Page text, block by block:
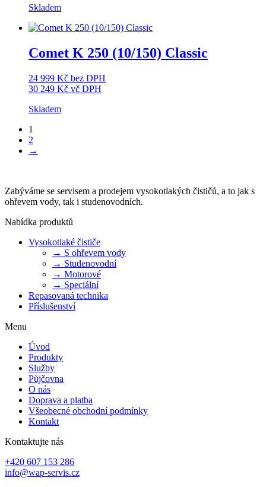
Skladem
Comet K 250 (10/150) Classic
24 999 Kč bez DPH
30 249 Kč vč DPH
Skladem
1
2
→
Zabýváme se servisem a prodejem vysokotlakých čističů, a to jak s
ohřevem vody, tak i studenovodních.
Nabídka produktů
Vysokotlaké čističe
→ S ohřevem vody
→ Studenovodní
→ Motorové
→ Speciální
Repasovaná technika
Příslušenství
Menu
Úvod
Produkty
Služby
Půjčovna
O nás
Doprava a platba
Všeobecné obchodní podmínky
Kontakt
Kontaktujte nás
+420 607 153 286
info@wap-servis.cz